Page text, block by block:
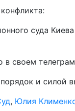
суда
своем
и силой
, Юлия